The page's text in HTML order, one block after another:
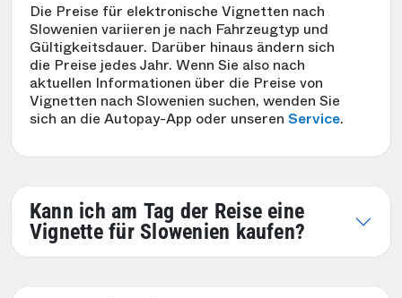
Die Preise für elektronische Vignetten nach
Slowenien variieren je nach Fahrzeugtyp und
Gültigkeitsdauer. Darüber hinaus ändern sich
die Preise jedes Jahr. Wenn Sie also nach
aktuellen Informationen über die Preise von
Vignetten nach Slowenien suchen, wenden Sie
sich an die Autopay-App oder unseren Service.
Kann ich am Tag der Reise eine
Vignette für Slowenien kaufen?